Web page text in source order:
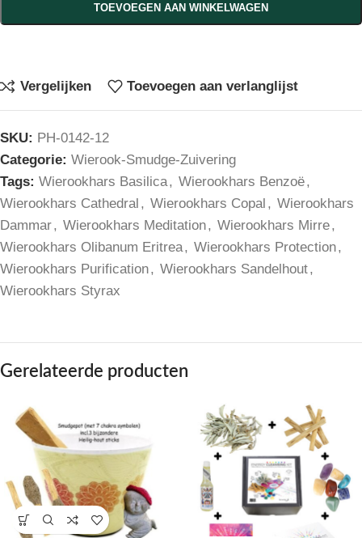
TOEVOEGEN AAN WINKELWAGEN
Vergelijken Toevoegen aan verlanglijst
SKU: PH-0142-12
Categorie: Wierook-Smudge-Zuivering
Tags: Wierookhars Basilica, Wierookhars Benzoë,
Wierookhars Cathedral , Wierookhars Copal , Wierookhars
Dammar, Wierookhars Meditation, Wierookhars Mirre,
Wierookhars Olibanum Eritrea, Wierookhars Protection,
Wierookhars Purification, Wierookhars Sandelhout,
Wierookhars Styrax
Gerelateerde producten